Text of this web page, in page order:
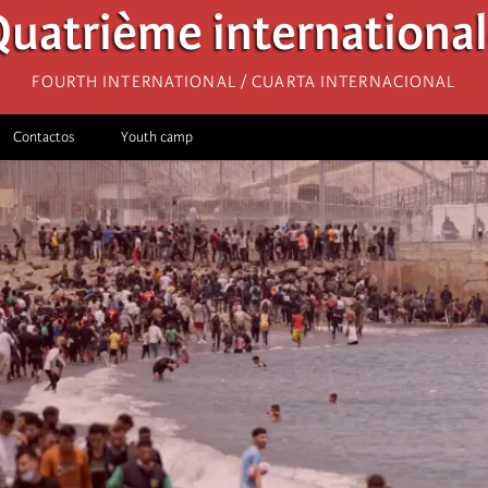
Fourth International / Cuarta Internacional
Contactos Youth camp